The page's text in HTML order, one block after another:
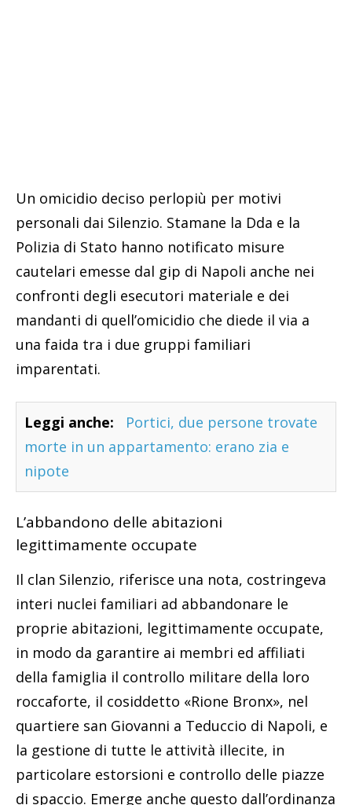
Un omicidio deciso perlopiù per motivi
personali dai Silenzio. Stamane la Dda e la
Polizia di Stato hanno notificato misure
cautelari emesse dal gip di Napoli anche nei
confronti degli esecutori materiale e dei
mandanti di quell’omicidio che diede il via a
una faida tra i due gruppi familiari
imparentati.
Leggi anche:
Portici, due persone trovate
morte in un appartamento: erano zia e
nipote
L’abbandono delle abitazioni
legittimamente occupate
Il clan Silenzio, riferisce una nota, costringeva
interi nuclei familiari ad abbandonare le
proprie abitazioni, legittimamente occupate,
in modo da garantire ai membri ed affiliati
della famiglia il controllo militare della loro
roccaforte, il cosiddetto «Rione Bronx», nel
quartiere san Giovanni a Teduccio di Napoli, e
la gestione di tutte le attività illecite, in
particolare estorsioni e controllo delle piazze
di spaccio. Emerge anche questo dall’ordinanza